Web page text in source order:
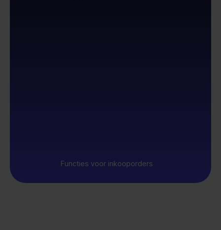
Functies voor inkooporders